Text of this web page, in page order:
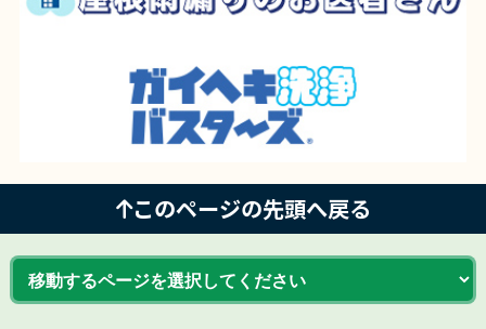
このページの先頭へ戻る